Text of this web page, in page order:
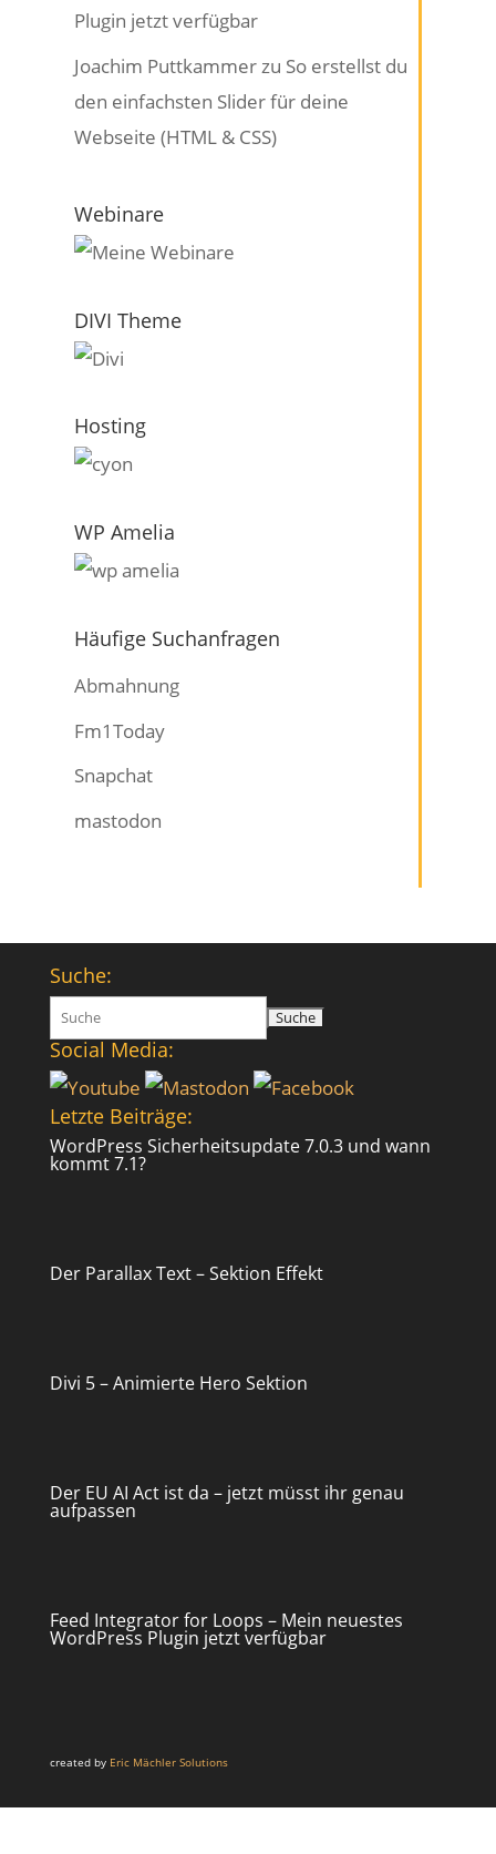
Plugin jetzt verfügbar
Joachim Puttkammerzu So erstellst du
den einfachsten Slider für deine
Webseite (HTML & CSS)
Webinare
DIVI Theme
Hosting
WP Amelia
Häufige Suchanfragen
Abmahnung
Fm1Today
Snapchat
mastodon
Suche:
Suchen
nach:
Social Media:
Letzte Beiträge:
WordPress Sicherheitsupdate 7.0.3 und wann
kommt 7.1?
Der Parallax Text – Sektion Effekt
Divi 5 – Animierte Hero Sektion
Der EU AI Act ist da – jetzt müsst ihr genau
aufpassen
Feed Integrator for Loops – Mein neuestes
WordPress Plugin jetzt verfügbar
created by Eric Mächler Solutions